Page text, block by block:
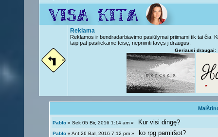
Reklama
Reklamos ir bendradarbiavimo pasiūlymai priimami tik tai čia.
taip pat pasiliekame teisę, nepriimti tavęs į draugus.
Geriausi draugai:
Pablo « Sek 05 Bir, 2016 1:14 am » Kur visi dingę?
Pablo « Ant 26 Bal, 2016 7:12 pm » ko rpg pamiršot?